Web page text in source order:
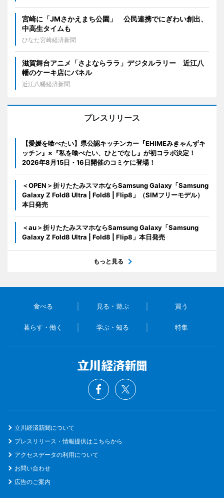
宮崎に「JMさかえまち公園」 公民連携でにぎわい創出、
中高生タイムも
ひなた宮崎経済新聞
滋賀舞台アニメ「さよならララ」デジタルラリー 近江八
幡のケーキ店にパネル
近江八幡経済新聞
プレスリリース
【愛媛を喰べたい】県公認キッチンカー『EHIMEみきゃんずキ
ッチン』×『私を喰べたい、ひとでなし』が初コラボ決定！
2026年8月15日・16日開催のコミケに登場！
＜OPEN＞折りたたみスマホならSamsung Galaxy「Samsung
Galaxy Z Fold8 Ultra | Fold8 | Flip8」（SIMフリーモデル）
本日発売
＜au＞折りたたみスマホならSamsung Galaxy「Samsung
Galaxy Z Fold8 Ultra | Fold8 | Flip8」本日発売
もっと見る
食べる 見る・遊ぶ 買う
暮らす・働く 学ぶ・知る 特集
立川経済新聞について
プレスリリース・情報提供はこちらから
アクセスデータの利用について
お問い合わせ
広告のご案内